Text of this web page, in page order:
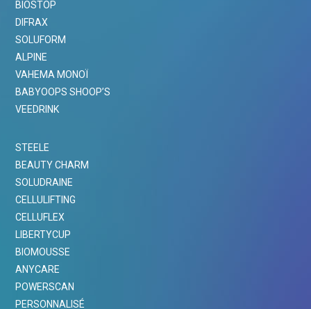
BIOSTOP
DIFRAX
SOLUFORM
ALPINE
VAHEMA MONOÏ
BABYOOPS SHOOP’S
VEEDRINK
STEELE
BEAUTY CHARM
SOLUDRAINE
CELLULIFTING
CELLUFLEX
LIBERTYCUP
BIOMOUSSE
ANYCARE
POWERSCAN
PERSONNALISÉ